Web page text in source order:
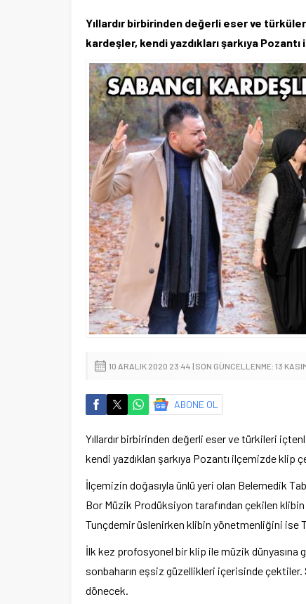
Yıllardır birbirinden değerli eser ve
kardeşler, kendi yazdıkları şarkıya
10 ARALIK 2020 23:44 | SON GÜNCELLENME: 13
ABONE OL
Yıllardır birbirinden değerli eser ve türkileri
kendi yazdıkları şarkıya Pozantı ilçemizde klip
İlçemizin doğasıyla ünlü yeri olan Belemedik
Bor Müzik Prodüksiyon tarafından çekilen klibin
Tunçdemir üslenirken klibin yönetmenliğini ise
İlk kez profosyonel bir klip ile müzik dünyasına
sonbaharın eşsiz güzellikleri içerisinde
dönecek.